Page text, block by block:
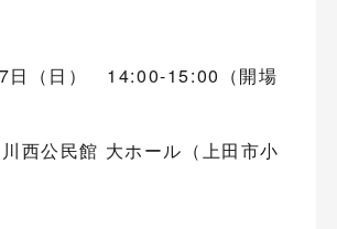
日（日） 14:00-15:00（開場
西公民館 大ホール（上田市小